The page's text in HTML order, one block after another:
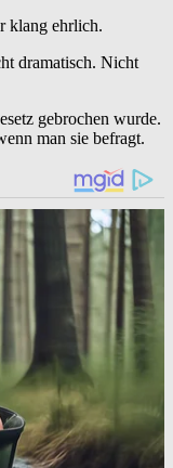
klang ehrlich.
dramatisch. Nicht
gebrochen wurde.
man sie befragt.